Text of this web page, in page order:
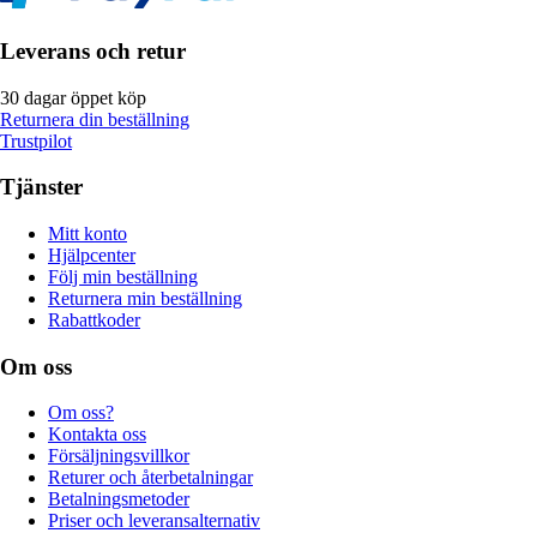
Leverans och retur
30 dagar öppet köp
Returnera din beställning
Trustpilot
Tjänster
Mitt konto
Hjälpcenter
Följ min beställning
Returnera min beställning
Rabattkoder
Om oss
Om oss?
Kontakta oss
Försäljningsvillkor
Returer och återbetalningar
Betalningsmetoder
Priser och leveransalternativ